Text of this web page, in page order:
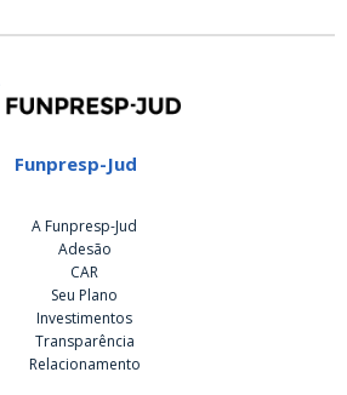
Funpresp-Jud
A Funpresp-Jud
Adesão
CAR
Seu Plano
Investimentos
Transparência
Relacionamento